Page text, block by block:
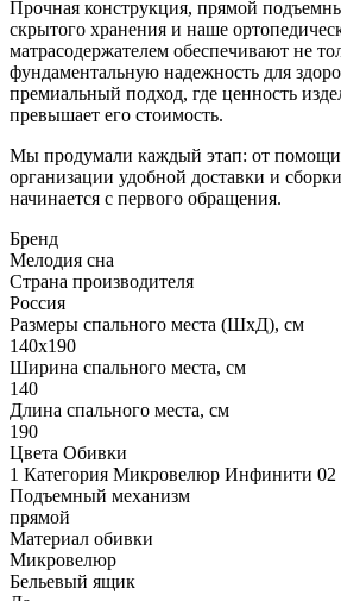
Прочная конструкция, прямой
скрытого хранения и наше
матрасодержателем обеспечивают не
фундаментальную надежность для
премиальный подход, где ценность
превышает его стоимость.
Мы продумали каждый этап: от
организации удобной доставки и
начинается с первого обращения.
Бренд
Мелодия сна
Страна производителя
Россия
Размеры спального места (ШхД), см
140х190
Ширина спального места, см
140
Длина спального места, см
190
Цвета Обивки
1 Категория Микровелюр Инфинити 02
Подъемный механизм
прямой
Материал обивки
Микровелюр
Бельевый ящик